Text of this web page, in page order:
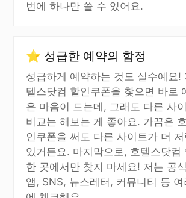
번에 하나만 쓸 수 있어요.
⭐ 성급한 예약의 함정
성급하게 예약하는 것도 실수예요!
텔스닷컴 할인쿠폰을 찾으면 바로
은 마음이 드는데, 그래도 다른 사
비교는 해보는 게 좋아요. 가끔은
인쿠폰을 써도 다른 사이트가 더
있거든요. 마지막으로, 호텔스닷컴
한 곳에서만 찾지 마세요! 저는 공
앱, SNS, 뉴스레터, 커뮤니티 등 여